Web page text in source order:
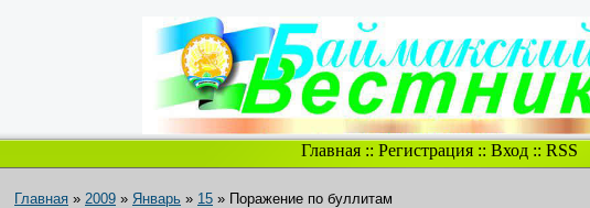
Главная:: Регистрация:: Вход:: RSS
Главная » 2009 » Январь » 15 » Поражение по буллитам